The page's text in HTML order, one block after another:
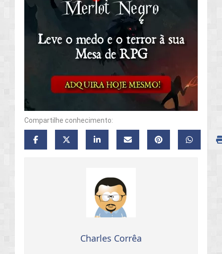
Compartilhe conhecimento:
Charles Corrêa